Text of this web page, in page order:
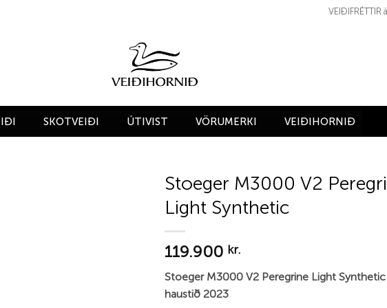
VEIÐIFRÉTTIR
SKOTVEIÐI ÚTIVIST VÖRUMERKI VEIÐIHORNIÐ
Stoeger M3000 V2
Light Synthetic
119.900 kr.
Stoeger M3000 V2 Peregrine Light
haustið 2023